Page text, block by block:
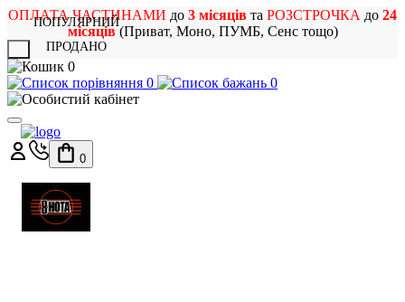
ОПЛАТА ЧАСТИНАМИ до 3 місяців та РОЗСТРОЧКА до 24
місяців(Приват, Моно, ПУМБ, Сенс тощо)
0
0
0
0
ПОПУЛЯРНИЙ
ПРОДАНО